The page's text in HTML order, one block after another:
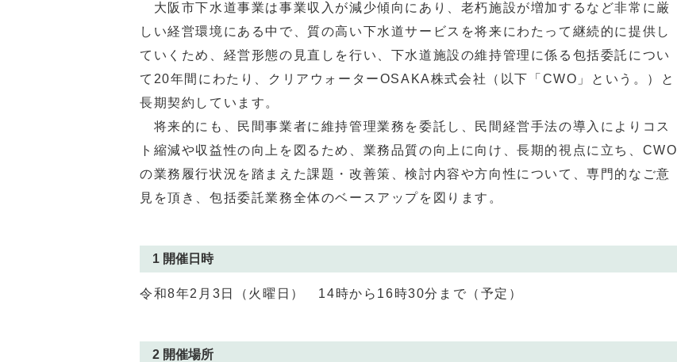
大阪市下水道事業は事業収入が減少傾向にあり、老朽施設が増加するなど非常に厳
しい経営環境にある中で、質の高い下水道サービスを将来にわたって継続的に提供し
ていくため、経営形態の見直しを行い、下水道施設の維持管理に係る包括委託につい
て20年間にわたり、クリアウォーターOSAKA株式会社（以下「CWO」という。）と
長期契約しています。
将来的にも、民間事業者に維持管理業務を委託し、民間経営手法の導入によりコス
ト縮減や収益性の向上を図るため、業務品質の向上に向け、長期的視点に立ち、CWO
の業務履行状況を踏まえた課題・改善策、検討内容や方向性について、専門的なご意
見を頂き、包括委託業務全体のベースアップを図ります。
1 開催日時
令和8年2⽉3⽇（火曜⽇） 14時から16時30分まで（予定）
2 開催場所